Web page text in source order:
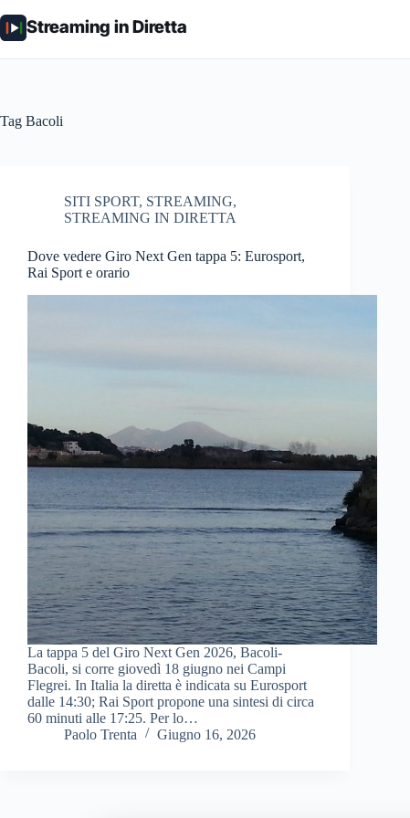
al
contenuto
Streaming in Diretta
Tag Bacoli
SITI SPORT, STREAMING,
STREAMING IN DIRETTA
Dove vedere Giro Next Gen tappa 5: Eurosport,
Rai Sport e orario
La tappa 5 del Giro Next Gen 2026, Bacoli-
Bacoli, si corre giovedì 18 giugno nei Campi
Flegrei. In Italia la diretta è indicata su Eurosport
dalle 14:30; Rai Sport propone una sintesi di circa
60 minuti alle 17:25. Per lo…
Paolo Trenta
Giugno 16, 2026